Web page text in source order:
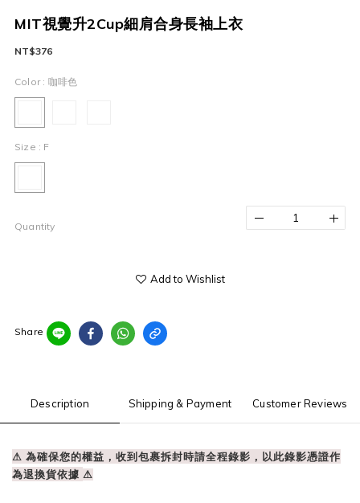
MIT視覺升2Cup細肩合身長袖上衣
NT$376
Color : 咖啡色
Size : F
Quantity
Add to Wishlist
Share
Description Shipping & Payment Customer Reviews
⚠ 為確保您的權益，收到包裹拆封時請全程錄影，以此錄影憑證作
為退換貨依據 ⚠